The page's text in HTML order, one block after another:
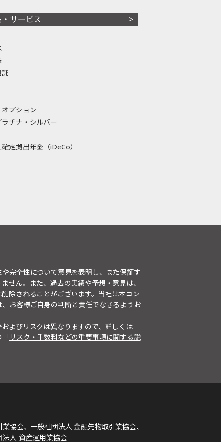
・サービス
託
プション
ラチナ・シルバー
定拠出年金（iDeCo）
完全性について意見を表明し、また保証す
せん。また、過去の実績や予想・意見は、
除されることがございます。当社は本コン
お客様ご自身の判断と責任でなさるようお
よびリスクは異なりますので、詳しくは
「リスク・手数料などの重要事項に関する説
協会、一般社団法人 金融先物取引業協会、
人 資産運用業協会